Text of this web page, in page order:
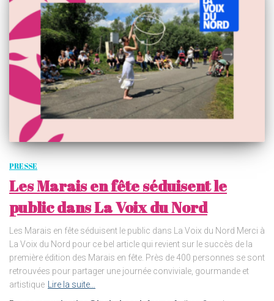
PRESSE
Les Marais en fête séduisent le
public dans La Voix du Nord
Les Marais en fête séduisent le public dans La Voix du Nord Merci à
La Voix du Nord pour ce bel article qui revient sur le succès de la
première édition des Marais en fête. Près de 400 personnes se sont
retrouvées pour partager une journée conviviale, gourmande et
artistique Lire la suite…